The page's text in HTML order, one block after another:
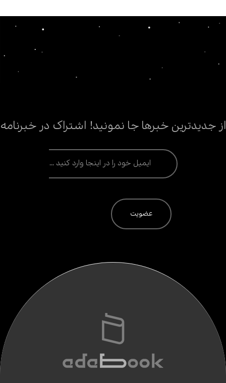
از جدیدترین خبرها جا نمونید! اشتراک در خبرنامه